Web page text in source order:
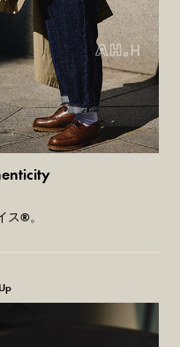
タイル。
ス®。